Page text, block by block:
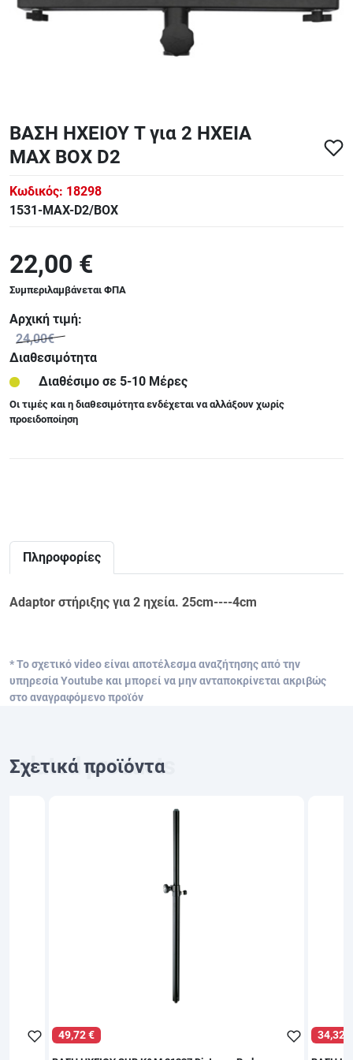
ΒΑΣΗ ΗΧΕΙΟΥ Τ για 2 ΗΧΕΙΑ
MAX BOX D2
Κωδικός: 18298
1531-MAX-D2/BOX
22,00 €
Συμπεριλαμβάνεται ΦΠΑ
Αρχική τιμή:
24,00€
Διαθεσιμότητα
Διαθέσιμο σε 5-10 Μέρες
Οι τιμές και η διαθεσιμότητα ενδέχεται να αλλάξουν χωρίς
προειδοποίηση
Πληροφορίες
Adaptor στήριξης για 2 ηχεία. 25cm----4cm
* Το σχετικό video είναι αποτέλεσμα αναζήτησης από την
υπηρεσία Youtube και μπορεί να μην ανταποκρίνεται ακριβώς
στο αναγραφόμενο προϊόν
Σχετικά προϊόντα
49,72 € 34,32 €
ΑΞΕΣΟΥΑΡ - ΑΝΤΑΛΛΑΚΤΙΚΑ ΚΙΘΑΡΑΣ ΜΠΑΣΟΥ